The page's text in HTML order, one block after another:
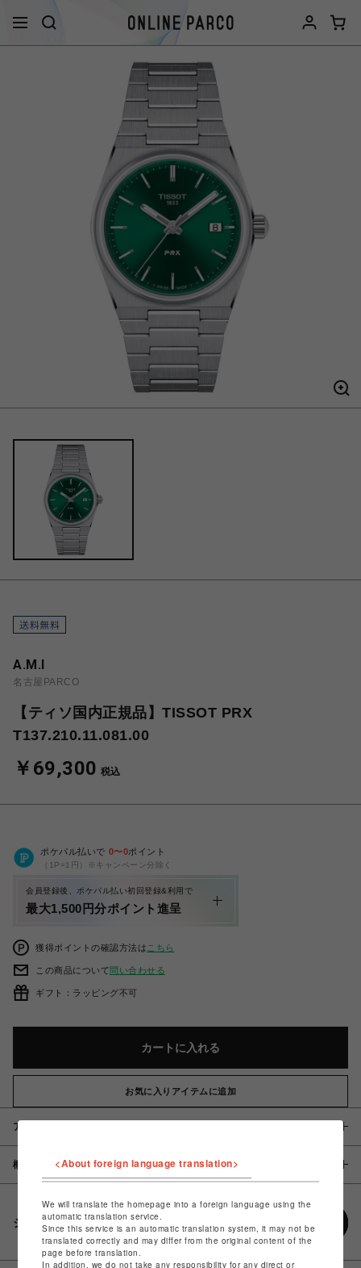
A.M.I
名古屋PARCO
【ティソ国内正規品】TISSOT PRX
T137.210.11.081.00
￥69,300 税込
ポケパル払いで 0〜0ポイント
（1P=1円）※キャンペーン分除く
会員登録後、ポケパル払い初回登録&利用で
最大1,500円分ポイント進呈
獲得ポイントの確認方法は こちら
この商品について問い合わせる
ギフト：ラッピング不可
カートに入れる
お気に入りアイテムに追加
アイテム説明 / 素材
概要
シェアする
<About foreign language translation>
We will translate the homepage into a foreign language using the
automatic translation service.
Since this service is an automatic translation system, it may not be
translated correctly and may differ from the original content of the
page before translation.
In addition, we do not take any responsibility for any direct or